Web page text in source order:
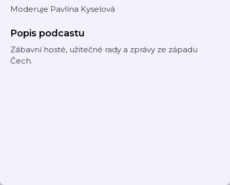
Moderuje Pavlína Kyselová
Popis podcastu
Zábavní hosté, užitečné rady a zprávy ze západu
Čech.